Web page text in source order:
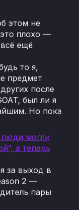
этом не
плохо —
ещё
то я,
предмет
после
был ли я
Но пока
люди могли
а теперь
за выход в
2 —
пары